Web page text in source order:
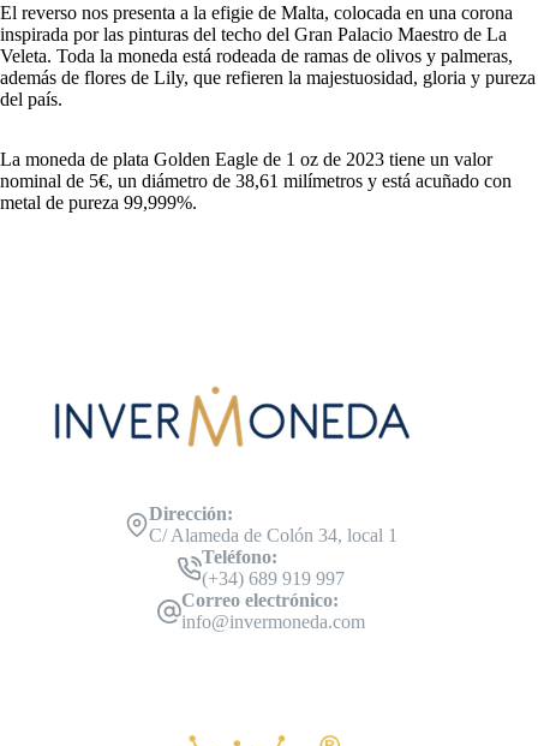
El reverso nos presenta a la efigie de Malta, colocada en una corona
inspirada por las pinturas del techo del Gran Palacio Maestro de La
Veleta. Toda la moneda está rodeada de ramas de olivos y palmeras,
además de flores de Lily, que refieren la majestuosidad, gloria y pureza
del país.
La moneda de plata Golden Eagle de 1 oz de 2023 tiene un valor
nominal de 5€, un diámetro de 38,61 milímetros y está acuñado con
metal de pureza 99,999%.
Dirección:
C/ Alameda de Colón 34, local 1
Teléfono:
(+34) 689 919 997
Correo electrónico:
info@invermoneda.com